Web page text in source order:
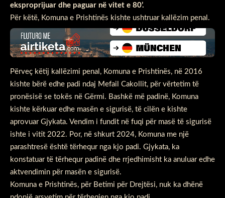
eksproprijuar dhe paguar në vitet e 80’.
Për këtë, Komuna e Prishtinës kishte ushtruar kallëzim penal.
Përveç këtij kallëzimi penal, Komuna e Prishtinës, në 2016
kishte bërë edhe padi ndaj Mefail Cakollit, për vërtetim të
pronësisë se tokës në Gërmi. Bashkë më padinë, Komuna
kishte kërkuar edhe masën e sigurisë, të cilën e kishte
aprovuar Gjykata. Vendim i fundit në fuqi për masë të sigurisë
ishte i vitit 2022. Por, në shkurt 2024, Komuna me një
parashtresë është tërhequr nga kjo padi. Gjykata, ka
konstatuar të tërhequr padinë dhe rrjedhimisht ka anuluar edhe
aktvendimin për masën e sigurisë.
Komuna e Prishtinës, për Betimi për Drejtësi, nuk ka dhënë